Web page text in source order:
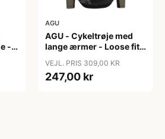
-
AGU
AGU - Cykeltrøje med
lange ærmer - Loose fit -
VEJL. PRIS 309,00 KR
247,00 kr